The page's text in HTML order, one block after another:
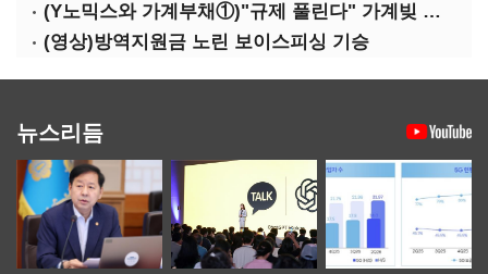
(Y노믹스와 가계부채①)"규제 풀린다" 가계빚 다시 꿈틀
(영상)방역지원금 노린 보이스피싱 기승
뉴스리듬